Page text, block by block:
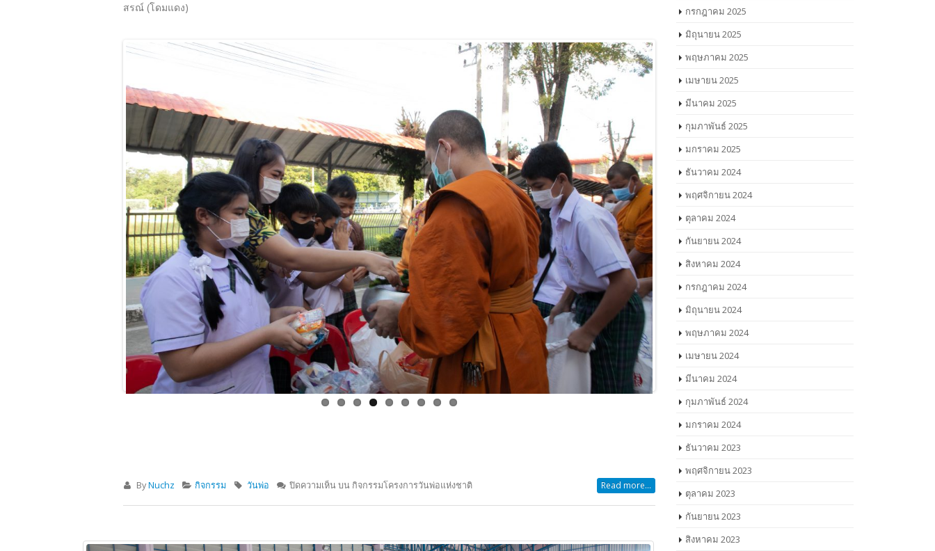
สรณ์ (โดมแดง)
ByNuchz กิจกรรม วันพ่อ ปิดความเห็นบน กิจกรรมโครงการวันพ่อแห่งชาติ Read more...
กรกฎาคม 2025
มิถุนายน 2025
พฤษภาคม 2025
เมษายน 2025
มีนาคม 2025
กุมภาพันธ์ 2025
มกราคม 2025
ธันวาคม 2024
พฤศจิกายน 2024
ตุลาคม 2024
กันยายน 2024
สิงหาคม 2024
กรกฎาคม 2024
มิถุนายน 2024
พฤษภาคม 2024
เมษายน 2024
มีนาคม 2024
กุมภาพันธ์ 2024
มกราคม 2024
ธันวาคม 2023
พฤศจิกายน 2023
ตุลาคม 2023
กันยายน 2023
สิงหาคม 2023